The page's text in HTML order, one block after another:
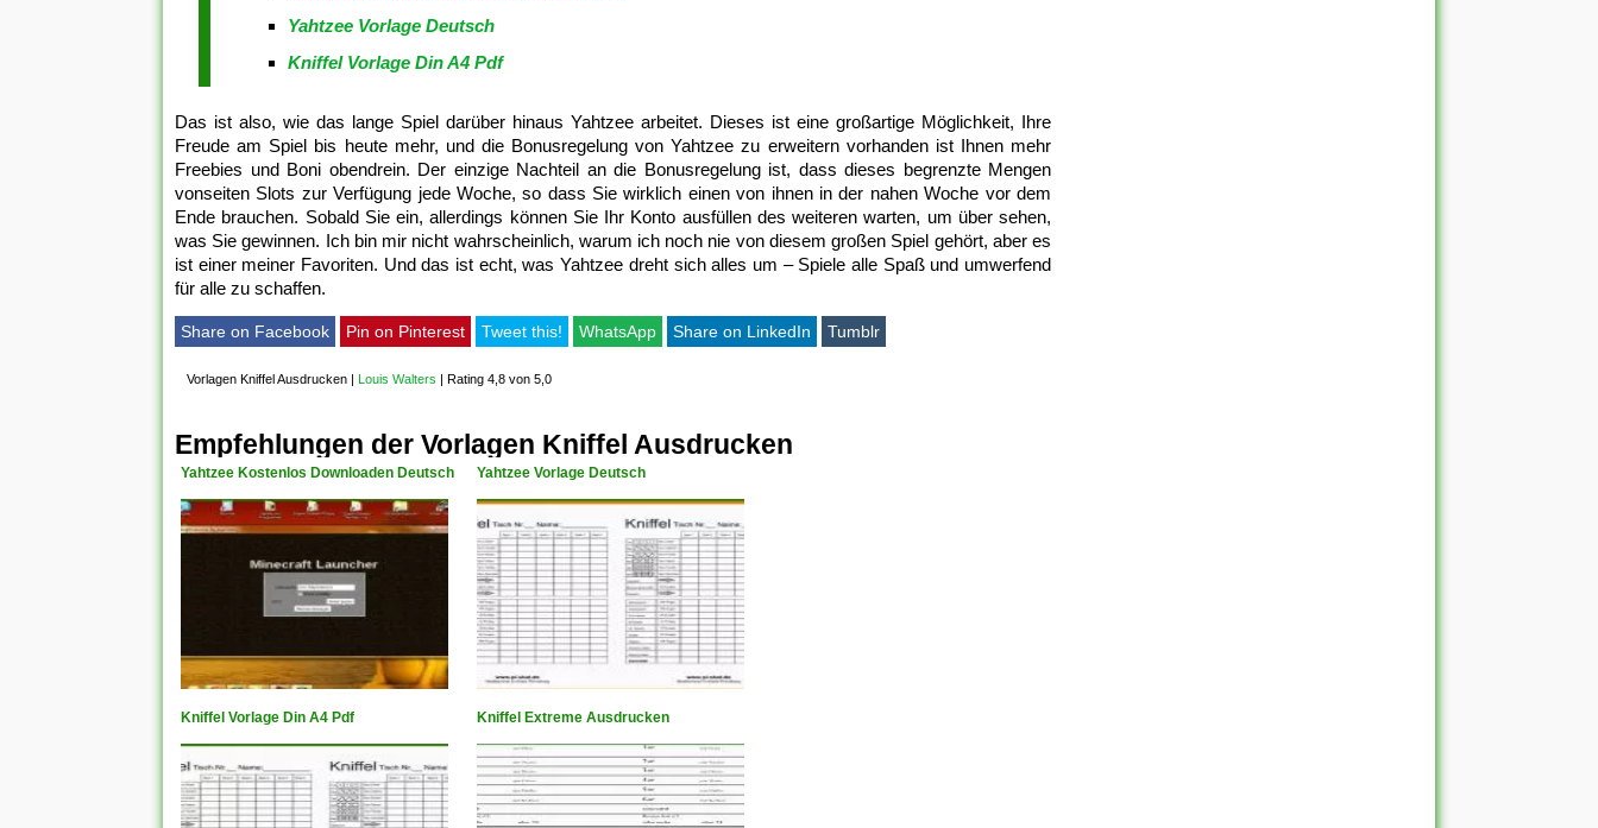
Yahtzee Vorlage Deutsch
Kniffel Vorlage Din A4 Pdf
Das ist also, wie das lange Spiel darüber hinaus Yahtzee arbeitet. Dieses ist eine großartige Möglichkeit, Ihre
Freude am Spiel bis heute mehr, und die Bonusregelung von Yahtzee zu erweitern vorhanden ist Ihnen mehr
Freebies und Boni obendrein. Der einzige Nachteil an die Bonusregelung ist, dass dieses begrenzte Mengen
vonseiten Slots zur Verfügung jede Woche, so dass Sie wirklich einen von ihnen in der nahen Woche vor dem
Ende brauchen. Sobald Sie ein, allerdings können Sie Ihr Konto ausfüllen des weiteren warten, um über sehen,
was Sie gewinnen. Ich bin mir nicht wahrscheinlich, warum ich noch nie von diesem großen Spiel gehört, aber es
ist einer meiner Favoriten. Und das ist echt, was Yahtzee dreht sich alles um – Spiele alle Spaß und umwerfend
für alle zu schaffen.
Share on Facebook Pin on Pinterest Tweet this! WhatsApp Share on LinkedIn Tumblr
Vorlagen Kniffel Ausdrucken | Louis Walters | Rating 4,8 von 5,0
Empfehlungen der Vorlagen Kniffel Ausdrucken
Yahtzee Kostenlos Downloaden Deutsch Yahtzee Vorlage Deutsch
Kniffel Vorlage Din A4 Pdf Kniffel Extreme Ausdrucken